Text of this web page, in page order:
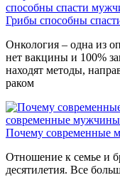
способны спасти
Грибы способны
Онкология – одна из
нет вакцины и 100%
находят методы,
раком
современные мужчины
Почему современные
Отношение к семье и
десятилетия. Все